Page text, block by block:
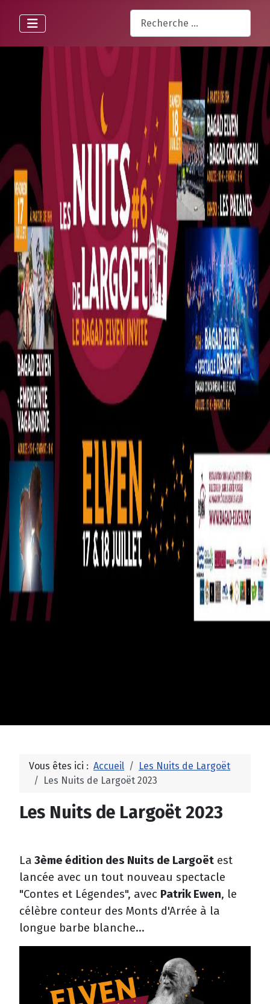
Rechercher
Vous êtes ici : Accueil
Les Nuits de Largoët
Les Nuits de Largoët 2023
Les Nuits de Largoët 2023
La 3ème édition des Nuits de Largoët est
lancée avec un tout nouveau spectacle
"Contes et Légendes", avec Patrik Ewen, le
célèbre conteur des Monts d'Arrée à la
longue barbe blanche...